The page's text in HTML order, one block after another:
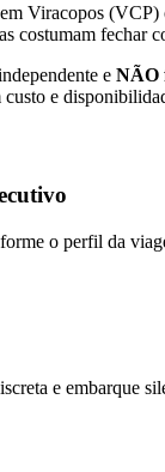
Viracopos (VCP)
costumam fechar
e NÃO
e
o perfil da
e embarque